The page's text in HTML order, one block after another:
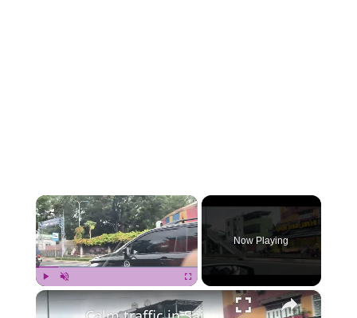
×
Play Unmute Fullscreen
Now Playing
×